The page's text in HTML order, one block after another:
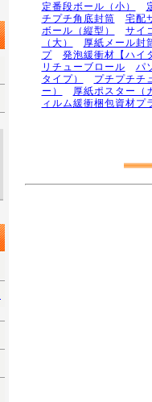
定番段ボール（小）
チプチ角底封筒
宅配
ボール（縦型）
サイ
（大）
厚紙メール封
プ
発泡緩衝材【ハイ
リチューブロール
パ
タイプ）
プチプチチ
ー）
厚紙ポスター（
ィルム緩衝梱包資材プ